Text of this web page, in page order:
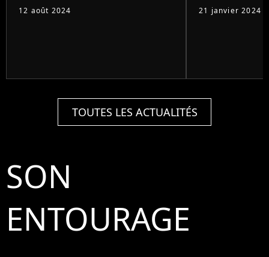
12 août 2024 21 janvier 2024
TOUTES LES ACTUALITÉS
SON
ENTOURAGE